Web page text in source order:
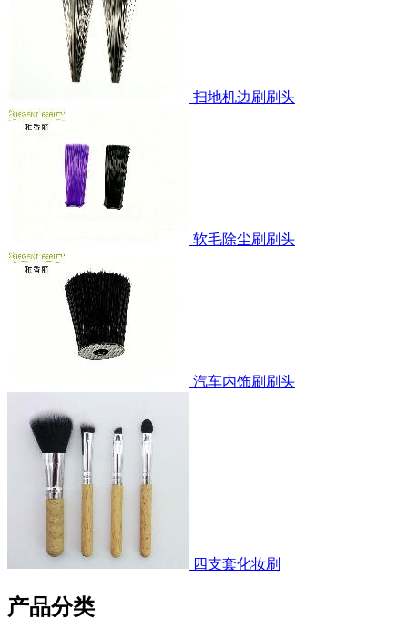
扫地机边刷刷头
软毛除尘刷刷头
汽车内饰刷刷头
四支套化妆刷
产品分类